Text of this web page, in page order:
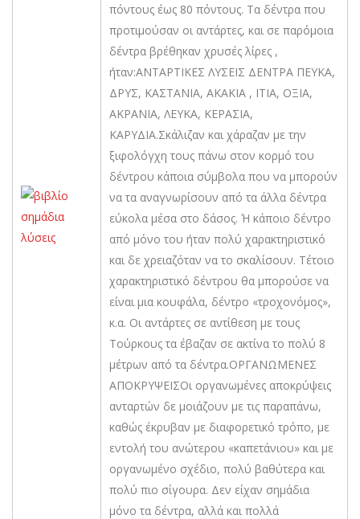
πόντους έως 80 πόντους. Τα δέντρα που
προτιμούσαν οι αντάρτες, και σε παρόμοια
δέντρα βρέθηκαν χρυσές λίρες ,
ήταν:ΑΝΤΑΡΤΙΚΕΣ ΛΥΣΕΙΣ ΔΕΝΤΡΑ ΠΕΥΚΑ,
ΔΡΥΣ, ΚΑΣΤΑΝΙΑ, ΑΚΑΚΙΑ , ΙΤΙΑ, ΟΞΙΑ,
ΑΚΡΑΝΙΑ, ΛΕΥΚΑ, ΚΕΡΑΣΙΑ,
ΚΑΡΥΔΙΑ.Σκάλιζαν και χάραζαν με την
ξιφολόγχη τους πάνω στον κορμό του
δέντρου κάποια σύμβολα που να μπορούν
να τα αναγνωρίσουν από τα άλλα δέντρα
εύκολα μέσα στο δάσος. Ή κάποιο δέντρο
από μόνο του ήταν πολύ χαρακτηριστικό
και δε χρειαζόταν να το σκαλίσουν. Τέτοιο
χαρακτηριστικό δέντρου θα μπορούσε να
είναι μια κουφάλα, δέντρο «τροχονόμος»,
κ.α. Οι αντάρτες σε αντίθεση με τους
Τούρκους τα έβαζαν σε ακτίνα το πολύ 8
μέτρων από τα δέντρα.ΟΡΓΑΝΩΜΕΝΕΣ
ΑΠΟΚΡΥΨΕΙΣΟι οργανωμένες αποκρύψεις
ανταρτών δε μοιάζουν με τις παραπάνω,
καθώς έκρυβαν με διαφορετικό τρόπο, με
εντολή του ανώτερου «καπετάνιου» και με
οργανωμένο σχέδιο, πολύ βαθύτερα και
πολύ πιο σίγουρα. Δεν είχαν σημάδια
μόνο τα δέντρα, αλλά και πολλά